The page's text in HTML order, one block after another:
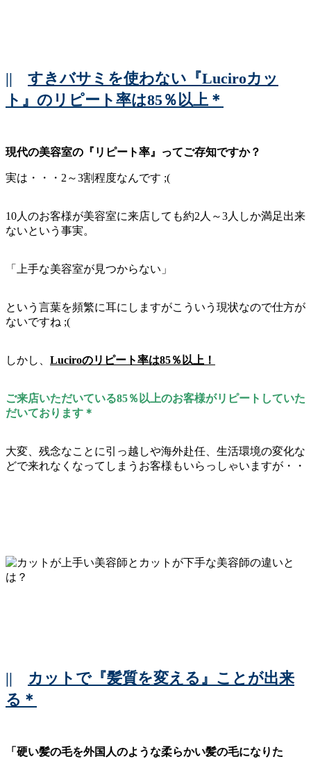
|| すきバサミを使わない『Luciroカッ
ト』のリピート率は85％以上＊
現代の美容室の『リピート率』ってご存知ですか？
実は・・・2～3割程度なんです ;(
10人のお客様が美容室に来店しても約2人～3人しか満足出来
ないという事実。
「上手な美容室が見つからない」
という言葉を頻繁に耳にしますがこういう現状なので仕方が
ないですね ;(
しかし、 Luciroのリピート率は85％以上！
ご来店いただいている85％以上のお客様がリピートしていた
だいております＊
大変、残念なことに引っ越しや海外赴任、生活環境の変化な
どで来れなくなってしまうお客様もいらっしゃいますが・・
|| カットで『髪質を変える』ことが出来
る＊
「硬い髪の毛を外国人のような柔らかい髪の毛になりた